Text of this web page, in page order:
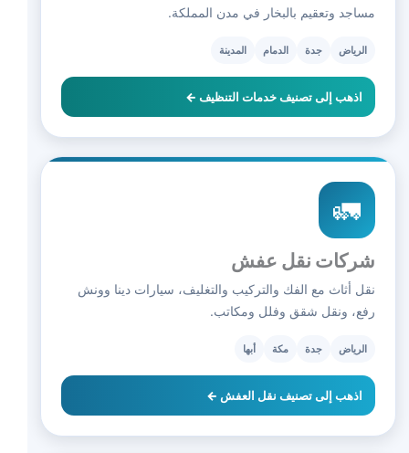
مساجد وتعقيم بالبخار في مدن المملكة.
الرياض جدة الدمام المدينة
اذهب إلى تصنيف خدمات التنظيف ←
🚛
شركات نقل عفش
نقل أثاث مع الفك والتركيب والتغليف، سيارات دينا وونش
رفع، ونقل شقق وفلل ومكاتب.
الرياض جدة مكة أبها
اذهب إلى تصنيف نقل العفش ←